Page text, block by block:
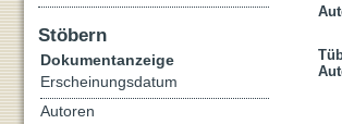
Stöbern
Dokumentanzeige
Erscheinungsdatum
Autoren